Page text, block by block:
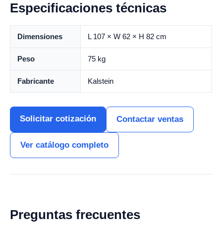
Especificaciones técnicas
Dimensiones L 107 × W 62 × H 82 cm
Peso 75 kg
Fabricante Kalstein
Solicitar cotización Contactar ventas
Ver catálogo completo
Preguntas frecuentes